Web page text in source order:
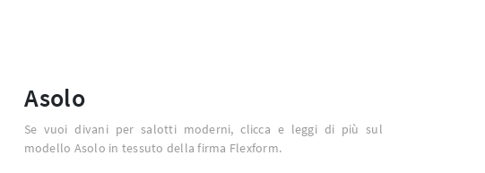
Asolo
Se vuoi divani per salotti moderni, clicca e leggi di più sul
modello Asolo in tessuto della firma Flexform.